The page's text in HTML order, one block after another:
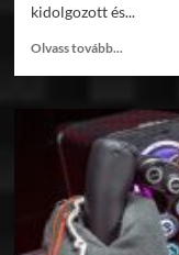
kidolgozott és...
Olvass tovább...
PXN
GT
One
Ruby